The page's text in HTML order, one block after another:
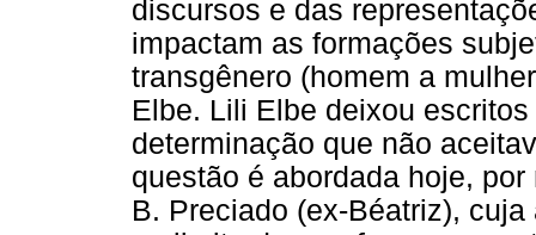
discursos e das
impactam as formações
transgênero (homem a
Elbe. Lili Elbe deixou
determinação que não
questão é abordada hoje,
B. Preciado (ex-Béatriz),